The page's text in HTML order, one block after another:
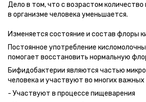
Дело в том, что с возрастом количество
в организме человека уменьшается.
Изменяется состояние и состав флоры
Постоянное употребление
помогает восстановить нормальную
Бифидобактерии являются частью
человека и участвуют во многих важных
- Участвуют в процессе пищеварения